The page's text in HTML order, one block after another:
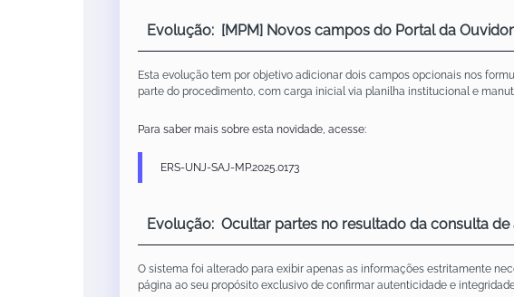
Evolução: [MPM] Novos campos do Portal da
Esta evolução tem por objetivo adicionar dois campos opcionais nos
parte do procedimento, com carga inicial via planilha institucional e
Para saber mais sobre esta novidade, acesse:
ERS-UNJ-SAJ-MP.2025.0173
Evolução: Ocultar partes no resultado da consulta
O sistema foi alterado para exibir apenas as informações estritamente
página ao seu propósito exclusivo de confirmar autenticidade e